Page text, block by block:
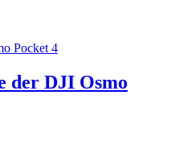
Pocket 4
der DJI Osmo